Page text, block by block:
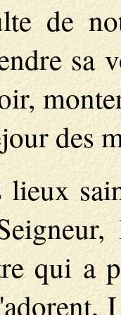
de
sa
des
lieux
qui a